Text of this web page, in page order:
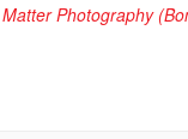
Matter Photography